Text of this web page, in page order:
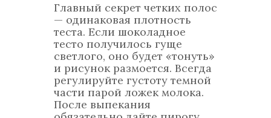
Главный секрет четких полос
— одинаковая плотность
теста. Если шоколадное
тесто получилось гуще
светлого, оно будет «тонуть»
и рисунок размоется. Всегда
регулируйте густоту темной
части парой ложек молока.
После выпекания